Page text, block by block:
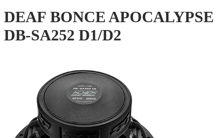
DEAF BONCE APOCALYPSE
DB-SA252 D1/D2